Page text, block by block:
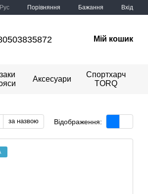
Рус Порівняння Бажання Вхід
Мій кошик
Аксесуари
Спортхарч
TORQ
за назвою Відображення: